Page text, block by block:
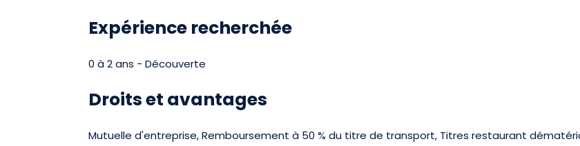
Expérience recherchée
0 à 2 ans - Découverte
Droits et avantages
Mutuelle d'entreprise, Remboursement à 50 % du titre de transport, Titres restaurant